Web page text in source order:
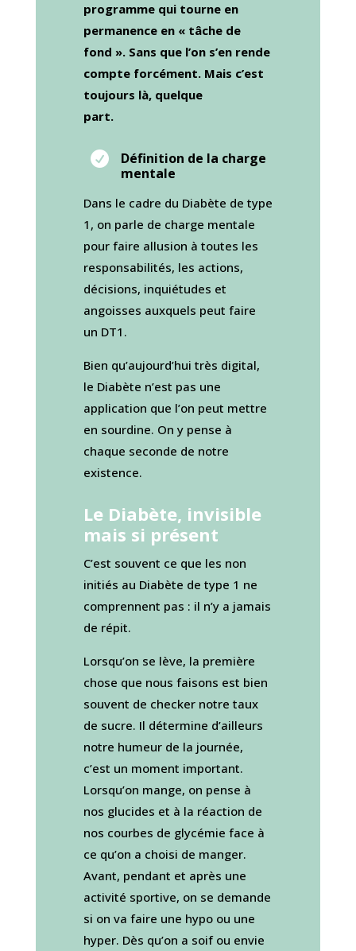
programme qui tourne en
permanence en « tâche de
fond ». Sans que l’on s’en rende
compte forcément. Mais c’est
toujours là, quelque
part.

Définition de la charge
mentale
Dans le cadre du Diabète de type
1, on parle de charge mentale
pour faire allusion à toutes les
responsabilités, les actions,
décisions, inquiétudes et
angoisses auxquels peut faire
un DT1.
Bien qu’aujourd’hui très digital,
le Diabète n’est pas une
application que l’on peut mettre
en sourdine. On y pense à
chaque seconde de notre
existence.
Le Diabète, invisible
mais si présent
C’est souvent ce que les non
initiés au Diabète de type 1 ne
comprennent pas : il n’y a jamais
de répit.
Lorsqu’on se lève, la première
chose que nous faisons est bien
souvent de checker notre taux
de sucre. Il détermine d’ailleurs
notre humeur de la journée,
c’est un moment important.
Lorsqu’on mange, on pense à
nos glucides et à la réaction de
nos courbes de glycémie face à
ce qu’on a choisi de manger.
Avant, pendant et après une
activité sportive, on se demande
si on va faire une hypo ou une
hyper. Dès qu’on a soif ou envie